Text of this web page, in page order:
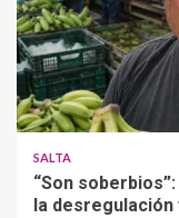
SALTA
“Son
la desregulación